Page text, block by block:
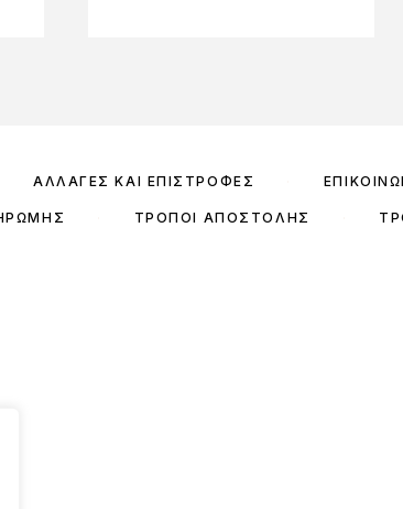
ΑΛΛΑΓΈΣ ΚΑΙ ΕΠΙΣΤΡΟΦΈΣ
ΤΡΌΠΟΙ ΑΠΟΣΤΟΛΉΣ